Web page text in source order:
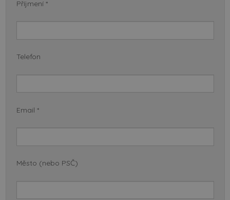
Příjmení *
Telefon
Email *
Město (nebo PSČ)